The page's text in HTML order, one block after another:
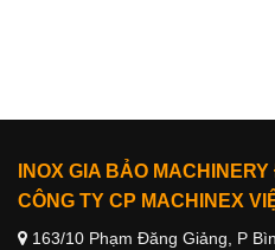
INOX GIA BẢO
CÔNG TY CP MACHINEX
163/10 Phạm Đăng Giảng, P